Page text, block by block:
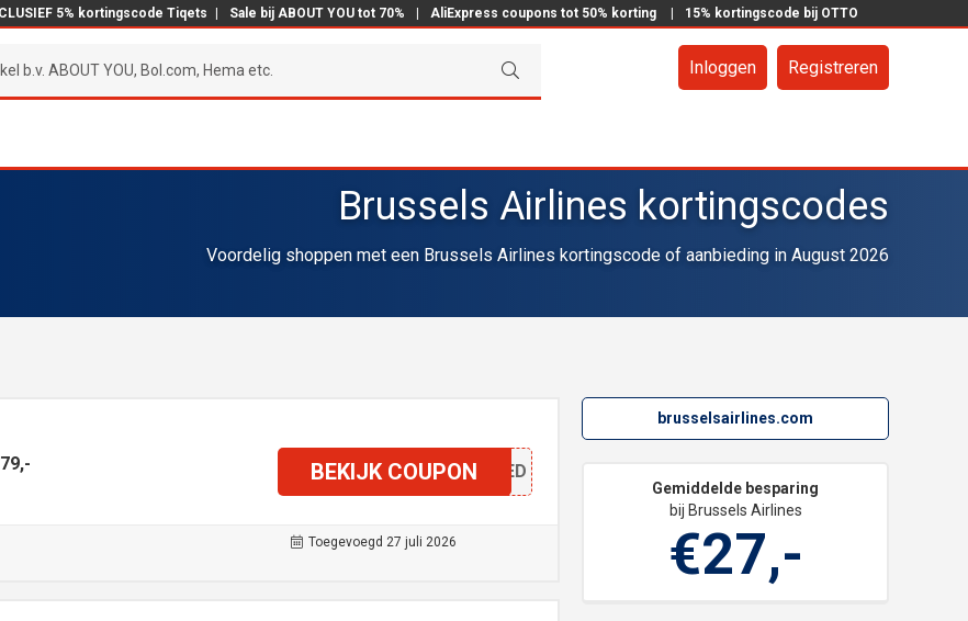
5% kortingscode Tiqets Sale bij ABOUT YOU tot 70% AliExpress coupons tot 50% korting 15% kortingscode bij OTTO
Inloggen Registreren
Brussels Airlines kortingscodes
Voordelig shoppen met een Brussels Airlines kortingscode of aanbieding in August 2026
VREED
BEKIJK COUPON
Toegevoegd 27 juli 2026
brusselsairlines.com
Gemiddelde besparing
bij Brussels Airlines
€27,-